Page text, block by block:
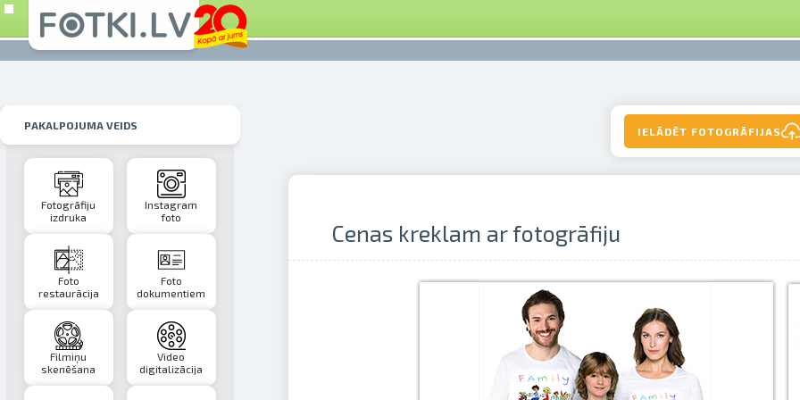
PAKALPOJUMA VEIDS
Fotogrāfiju
izdruka
Instagram
foto
Foto
restaurācija
Foto
dokumentiem
Filmiņu
skenēšana
Video
digitalizācija
IELĀDĒT FOTOGRĀFIJAS
Cenas kreklam ar fotogrāfiju